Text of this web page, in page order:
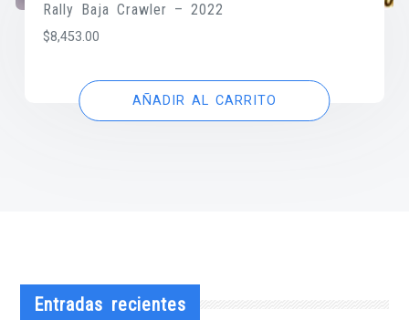
Rally Baja Crawler – 2022
$8,453.00
AÑADIR AL CARRITO
Entradas recientes